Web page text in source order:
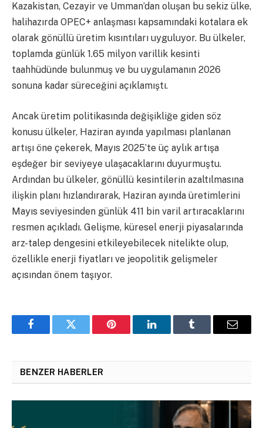
Kazakistan, Cezayir ve Umman’dan oluşan bu sekiz ülke,
halihazırda OPEC+ anlaşması kapsamındaki kotalara ek
olarak gönüllü üretim kısıntıları uyguluyor. Bu ülkeler,
toplamda günlük 1.65 milyon varillik kesinti
taahhüdünde bulunmuş ve bu uygulamanın 2026
sonuna kadar süreceğini açıklamıştı.
Ancak üretim politikasında değişikliğe giden söz
konusu ülkeler, Haziran ayında yapılması planlanan
artışı öne çekerek, Mayıs 2025’te üç aylık artışa
eşdeğer bir seviyeye ulaşacaklarını duyurmuştu.
Ardından bu ülkeler, gönüllü kesintilerin azaltılmasına
ilişkin planı hızlandırarak, Haziran ayında üretimlerini
Mayıs seviyesinden günlük 411 bin varil artıracaklarını
resmen açıkladı. Gelişme, küresel enerji piyasalarında
arz-talep dengesini etkileyebilecek nitelikte olup,
özellikle enerji fiyatları ve jeopolitik gelişmeler
açısından önem taşıyor.
FacebookTwitter Pinterest LinkedInTumblr Email
BENZER HABERLER